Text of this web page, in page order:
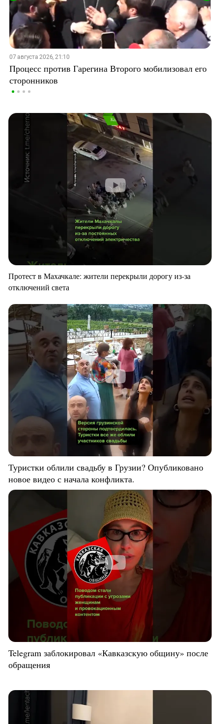
07 августа 2026, 21:10
Процесс против Гарегина Второго мобилизовал его
сторонников
Протест в Махачкале: жители перекрыли дорогу из-за
отключений света
Туристки облили свадьбу в Грузии? Опубликовано
новое видео с начала конфликта.
Telegram заблокировал «Кавказскую общину» после
обращения